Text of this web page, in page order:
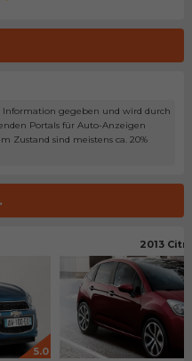
gegeben und wird durch
Portals für Auto-Anzeigen
Zustand sind meistens ca. 20%
5.0
2013